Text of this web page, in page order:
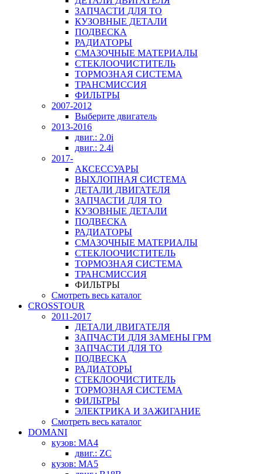
ЗАПЧАСТИ ДЛЯ ТО
КУЗОВНЫЕ ДЕТАЛИ
ПОДВЕСКА
РАДИАТОРЫ
СМАЗОЧНЫЕ МАТЕРИАЛЫ
СТЕКЛООЧИСТИТЕЛЬ
ТОРМОЗНАЯ СИСТЕМА
ТРАНСМИССИЯ
ФИЛЬТРЫ
2007-2012
Выберите двигатель
2013-2016
двиг.: 2.0i
двиг.: 2.4i
2017-
АКСЕССУАРЫ
ВЫХЛОПНАЯ СИСТЕМА
ДЕТАЛИ ДВИГАТЕЛЯ
ЗАПЧАСТИ ДЛЯ ТО
КУЗОВНЫЕ ДЕТАЛИ
ПОДВЕСКА
РАДИАТОРЫ
СМАЗОЧНЫЕ МАТЕРИАЛЫ
СТЕКЛООЧИСТИТЕЛЬ
ТОРМОЗНАЯ СИСТЕМА
ТРАНСМИССИЯ
ФИЛЬТРЫ
Смотреть весь каталог
CROSSTOUR
2011-2017
ДЕТАЛИ ДВИГАТЕЛЯ
ЗАПЧАСТИ ДЛЯ ЗАМЕНЫ ГРМ
ЗАПЧАСТИ ДЛЯ ТО
ПОДВЕСКА
РАДИАТОРЫ
СТЕКЛООЧИСТИТЕЛЬ
ТОРМОЗНАЯ СИСТЕМА
ФИЛЬТРЫ
ЭЛЕКТРИКА И ЗАЖИГАНИЕ
Смотреть весь каталог
DOMANI
кузов: MA4
двиг.: ZC
кузов: MA5